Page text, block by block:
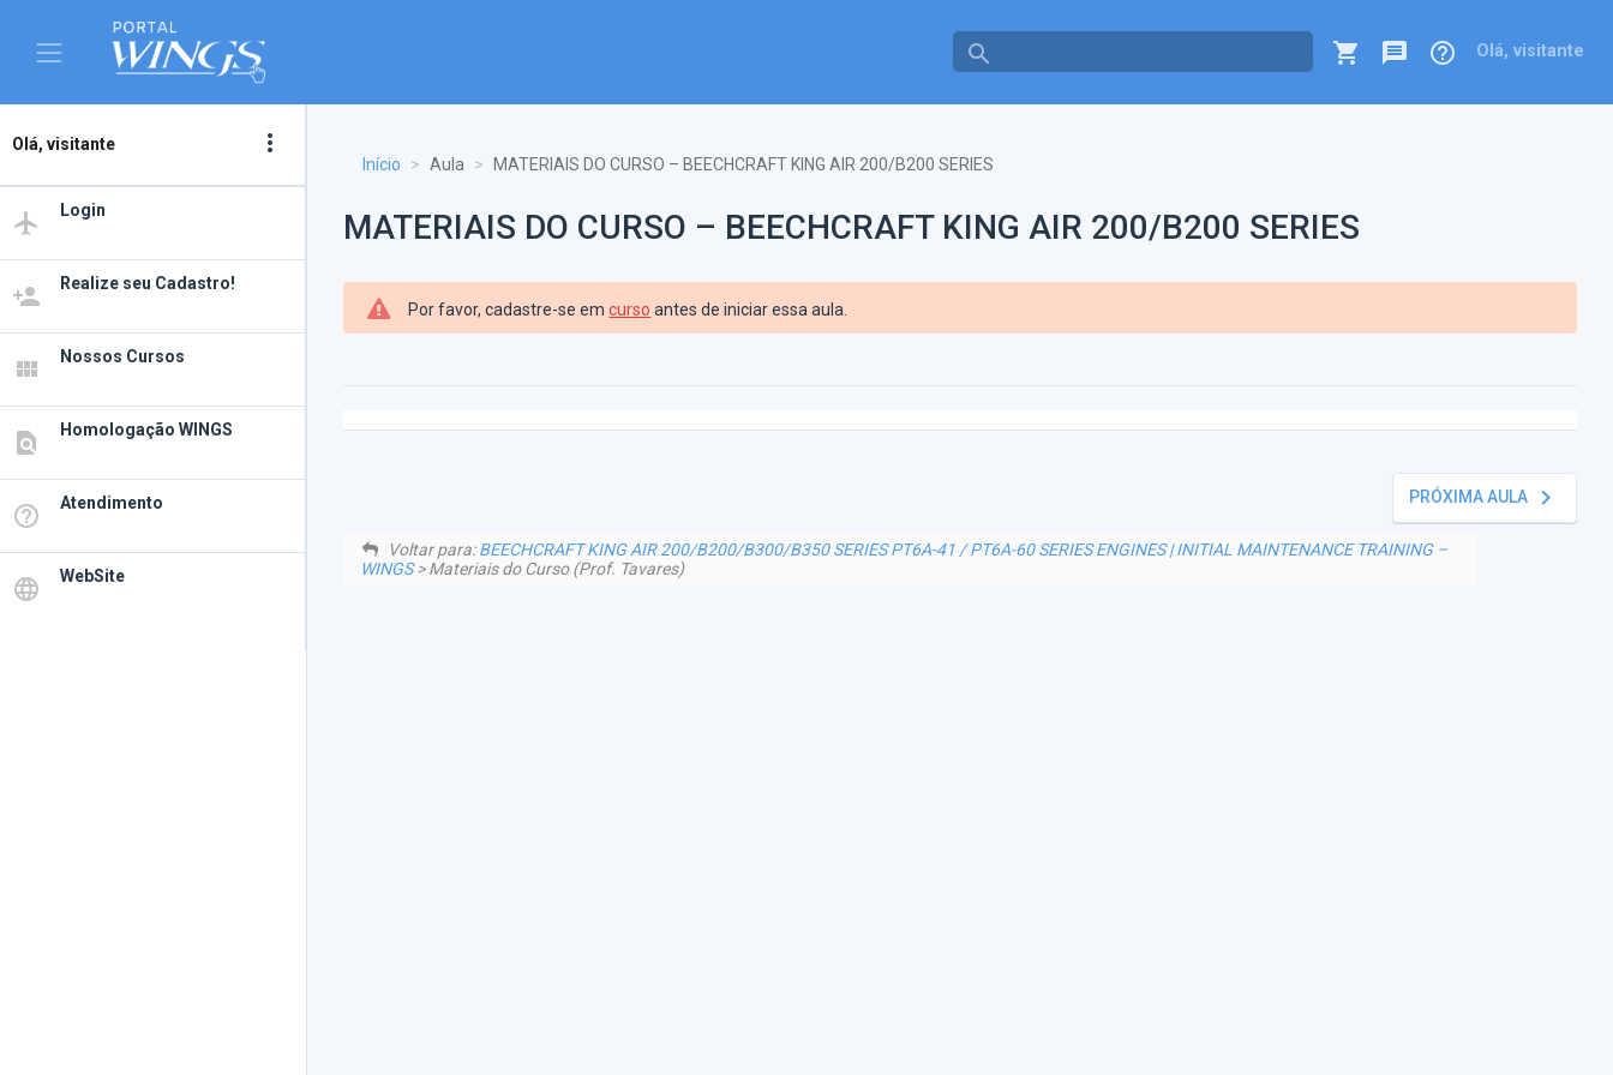
search shopping_cart message help_outline Olá, visitante
Início Aula MATERIAIS DO CURSO – BEECHCRAFT KING AIR 200/B200 SERIES
MATERIAIS DO CURSO – BEECHCRAFT KING AIR 200/B200 SERIES
Por favor, cadastre-se emcurso antes de iniciar essa aula.
PRÓXIMA AULA keyboard_arrow_right
Voltar para:BEECHCRAFT KING AIR 200/B200/B300/B350 SERIES PT6A-41 / PT6A-60 SERIES ENGINES | INITIAL MAINTENANCE TRAINING –
WINGS> Materiais do Curso (Prof. Tavares)
Olá, visitante more_vert
airplanemode_active Login
person_add Realize seu Cadastro!
view_module Nossos Cursos
find_in_page Homologação WINGS
help_outline Atendimento
language WebSite